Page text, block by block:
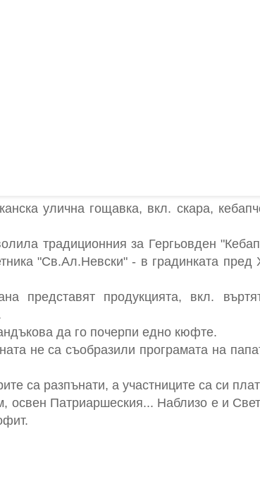
улична гощавка, вкл. скара,
традиционния за Гергьовден
"Св.Ал.Невски" - в градинката пред
представят продукцията, вкл.
да го почерпи едно кюфте.
не са съобразили програмата на
са разпънати, а участниците са си
Патриаршеския... Наблизо е и